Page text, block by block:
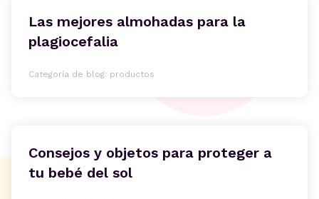
Las mejores almohadas para la
plagiocefalia
Categoría de blog: productos
Consejos y objetos para proteger a
tu bebé del sol